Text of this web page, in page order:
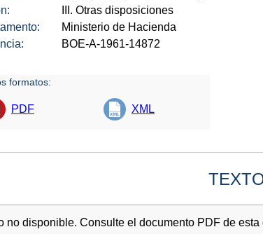
III. Otras disposiciones
Ministerio de Hacienda
BOE-A-1961-14872
formatos:
PDF XML
no disponible. Consulte el documento PDF de esta